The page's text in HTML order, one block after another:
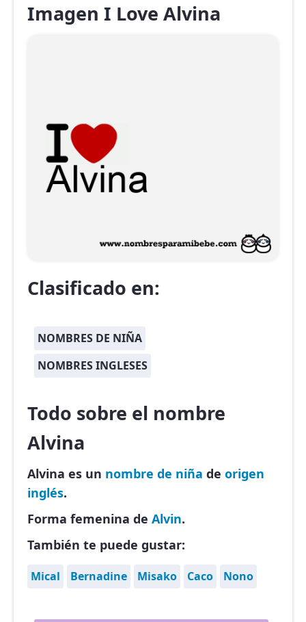
Imagen I Love Alvina
Clasificado en:
NOMBRES DE NIÑA
NOMBRES INGLESES
Todo sobre el nombre
Alvina
Alvina es un nombre de niña de origen
inglés.
Forma femenina de Alvin.
También te puede gustar:
Mical Bernadine Misako Caco Nono